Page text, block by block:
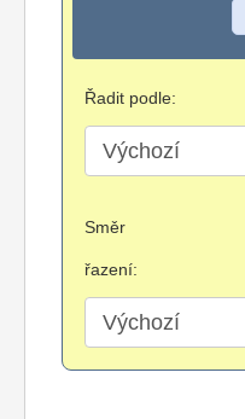
Řadit podle:
Směr
řazení: